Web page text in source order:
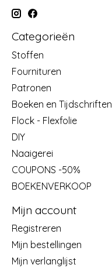
Categorieën
Stoffen
Fournituren
Patronen
Boeken en Tijdschriften
Flock - Flexfolie
DIY
Naaigerei
COUPONS -50%
BOEKENVERKOOP
Mijn account
Registreren
Mijn bestellingen
Mijn verlanglijst